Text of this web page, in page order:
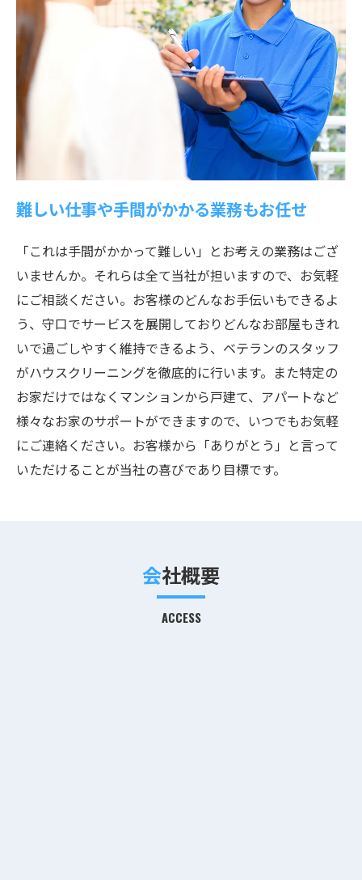
難しい仕事や手間がかかる業務もお任せ
「これは手間がかかって難しい」とお考えの業務はござ
いませんか。それらは全て当社が担いますので、お気軽
にご相談ください。お客様のどんなお手伝いもできるよ
う、守口でサービスを展開しておりどんなお部屋もきれ
いで過ごしやすく維持できるよう、ベテランのスタッフ
がハウスクリーニングを徹底的に行います。また特定の
お家だけではなくマンションから戸建て、アパートなど
様々なお家のサポートができますので、いつでもお気軽
にご連絡ください。お客様から「ありがとう」と言って
いただけることが当社の喜びであり目標です。
会社概要
ACCESS